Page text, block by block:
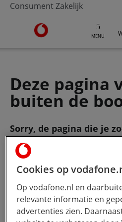
Consument Zakelijk
Ga naar de Vodafone
MENU
Deze pagina
buiten de
Sorry, de pagina die je
bestaat
niet meer. Gebruik de
om je vraag te stellen.
Wat wil je weten?Hoe
typt, hoe beter onze Ai
Cookies op
Op vodafone.nl en
relevante informatie en
advertenties zien.